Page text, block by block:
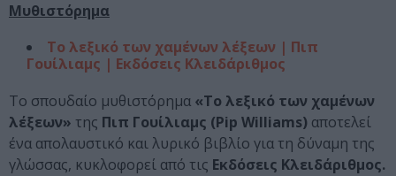
Μυθιστόρημα
Το λεξικό των χαμένων λέξεων | Πιπ
Γουίλιαμς | Εκδόσεις Κλειδάριθμος
Το σπουδαίο μυθιστόρημα «Το λεξικό των χαμένων
λέξεων» της Πιπ Γουίλιαμς (Pip Williams) αποτελεί
ένα απολαυστικό και λυρικό βιβλίο για τη δύναμη της
γλώσσας, κυκλοφορεί από τις Εκδόσεις Κλειδάριθμος.